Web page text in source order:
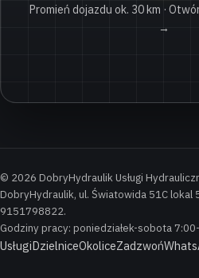
Promień dojazdu ok. 30 km ·
→
© 2026 DobryHydraulik Usługi
DobryHydraulik, ul. Światowida 51C lokal
9151798822.
Godziny pracy: poniedziałek-sobota
UsługiDzielniceOkoliceZadzwoń